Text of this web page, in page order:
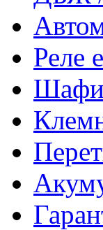
Реле
Шафи